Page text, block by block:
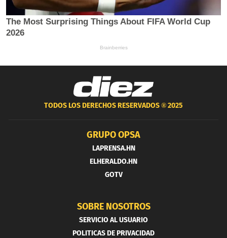
TODOS LOS DERECHOS RESERVADOS ®2025
GRUPO OPSA
LAPRENSA.HN
ELHERALDO.HN
GOTV
SOBRE NOSOTROS
SERVICIO AL USUARIO
POLITICAS DE PRIVACIDAD